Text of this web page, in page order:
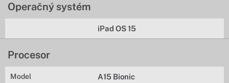
Operačný systém
iPad OS 15
Procesor
Model A15 Bionic